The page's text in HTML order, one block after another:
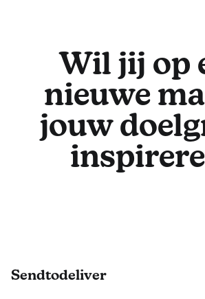
Wil jij op
nieuwe
jouw
Footer
Sendtodeliver